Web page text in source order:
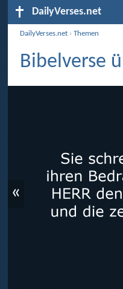
DailyVerses.net
DailyVerses.net ›Themen
Bibelverse
«